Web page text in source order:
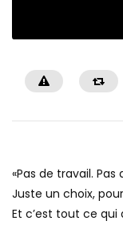
«Pas de travail. Pas
Juste un choix,
Et c’est tout ce qui